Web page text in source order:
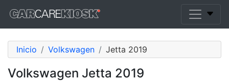
Inicio Volkswagen Jetta 2019
Volkswagen Jetta 2019